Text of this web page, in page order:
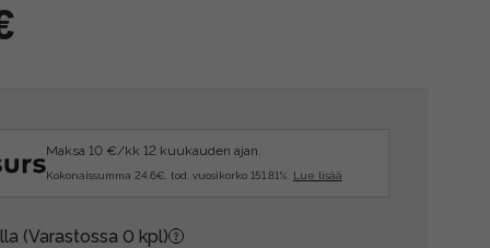
Maksa 10 €/kk 12 kuukauden ajan.
Kokonaissumma 24.6€, tod. vuosikorko 151.81%. Lue lisää
(Varastossa 0 kpl)